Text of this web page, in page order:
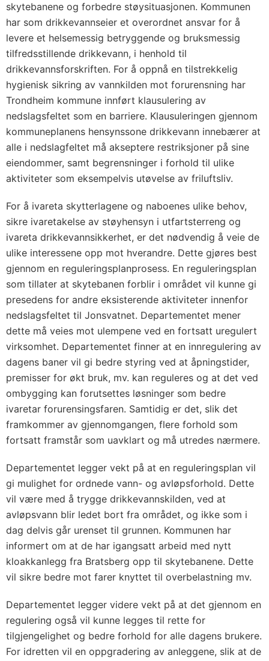
skytebanene og forbedre støysituasjonen. Kommunen
har som drikkevannseier et overordnet ansvar for å
levere et helsemessig betryggende og bruksmessig
tilfredsstillende drikkevann, i henhold til
drikkevannsforskriften. For å oppnå en tilstrekkelig
hygienisk sikring av vannkilden mot forurensning har
Trondheim kommune innført klausulering av
nedslagsfeltet som en barriere. Klausuleringen gjennom
kommuneplanens hensynssone drikkevann innebærer at
alle i nedslagfeltet må akseptere restriksjoner på sine
eiendommer, samt begrensninger i forhold til ulike
aktiviteter som eksempelvis utøvelse av friluftsliv.
For å ivareta skytterlagene og naboenes ulike behov,
sikre ivaretakelse av støyhensyn i utfartsterreng og
ivareta drikkevannsikkerhet, er det nødvendig å veie de
ulike interessene opp mot hverandre. Dette gjøres best
gjennom en reguleringsplanprosess. En reguleringsplan
som tillater at skytebanen forblir i området vil kunne gi
presedens for andre eksisterende aktiviteter innenfor
nedslagsfeltet til Jonsvatnet. Departementet mener
dette må veies mot ulempene ved en fortsatt uregulert
virksomhet. Departementet finner at en innregulering av
dagens baner vil gi bedre styring ved at åpningstider,
premisser for økt bruk, mv. kan reguleres og at det ved
ombygging kan forutsettes løsninger som bedre
ivaretar forurensingsfaren. Samtidig er det, slik det
framkommer av gjennomgangen, flere forhold som
fortsatt framstår som uavklart og må utredes nærmere.
Departementet legger vekt på at en reguleringsplan vil
gi mulighet for ordnede vann- og avløpsforhold. Dette
vil være med å trygge drikkevannskilden, ved at
avløpsvann blir ledet bort fra området, og ikke som i
dag delvis går urenset til grunnen. Kommunen har
informert om at de har igangsatt arbeid med nytt
kloakkanlegg fra Bratsberg opp til skytebanene. Dette
vil sikre bedre mot farer knyttet til overbelastning mv.
Departementet legger videre vekt på at det gjennom en
regulering også vil kunne legges til rette for
tilgjengelighet og bedre forhold for alle dagens brukere.
For idretten vil en oppgradering av anleggene, slik at de